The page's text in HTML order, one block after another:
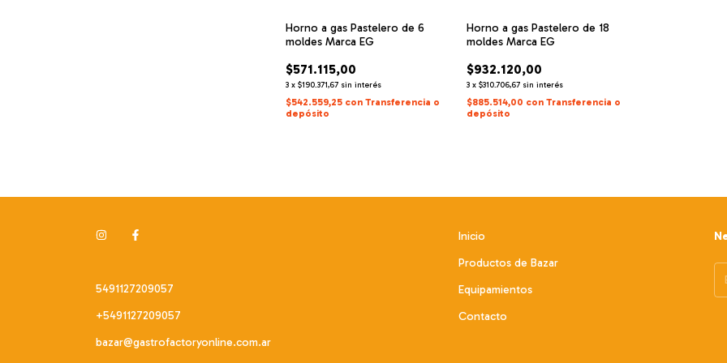
Horno a gas Pastelero de 6
moldes Marca EG
$571.115,00
3 x$190.371,67 sin interés
$542.559,25 con Transferencia o
depósito
Horno a gas Pastelero de 18
moldes Marca EG
$932.120,00
3 x $310.706,67 sin interés
$885.514,00 con Transferencia o
depósito
5491127209057
+5491127209057
bazar@gastrofactoryonline.com.ar
Inicio
Productos de Bazar
Equipamientos
Contacto